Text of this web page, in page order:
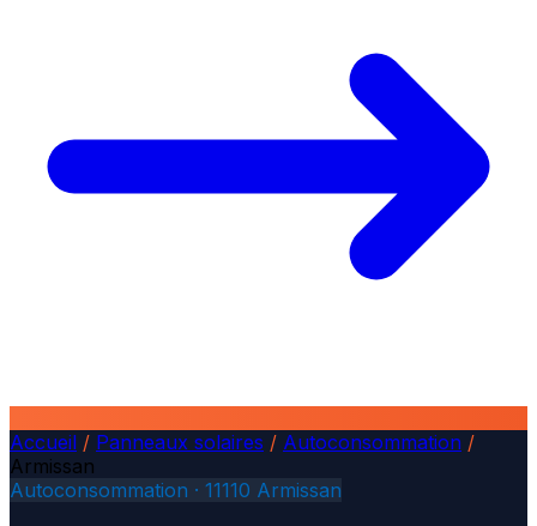
Accueil / Panneaux solaires / Autoconsommation /
Armissan
Autoconsommation · 11110 Armissan